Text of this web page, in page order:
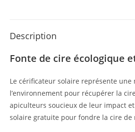
Description
Fonte de cire écologique
Le cérificateur solaire représente
l’environnement pour récupérer la
apiculteurs soucieux de leur impact
solaire gratuite pour fondre la cire